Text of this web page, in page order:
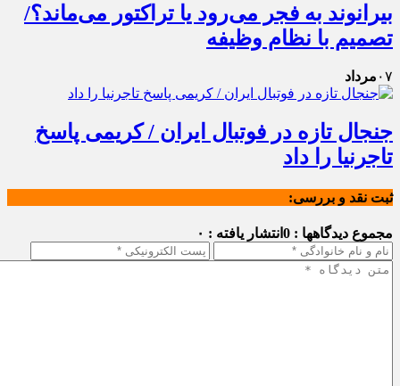
بیرانوند به فجر می‌رود یا تراکتور می‌ماند؟/
تصمیم با نظام وظیفه
۰۷ مرداد
جنجال تازه در فوتبال ایران / کریمی پاسخ
تاجرنیا را داد
ثبت نقد و بررسی:
مجموع دیدگاهها : 0 انتشار یافته : ۰